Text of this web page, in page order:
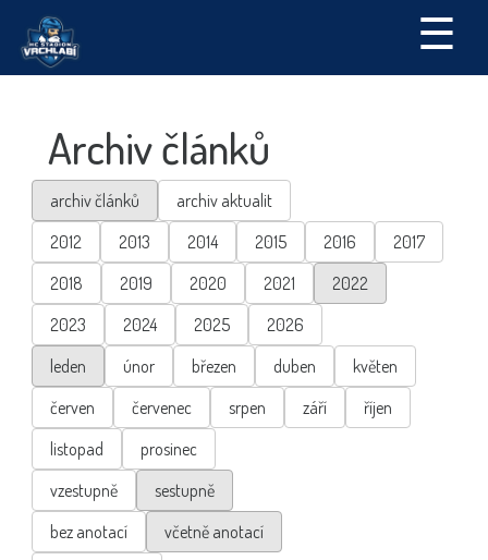
☰
Archiv článků
archiv článků
archiv aktualit
2012
2013 2014 2015 2016
2017
2018
2019 2020 2021
2022
2023
2024 2025
2026
leden
únor březen duben
květen
červen
červenec srpen září
říjen
listopad
prosinec
vzestupně
sestupně
bez anotací
včetně anotací